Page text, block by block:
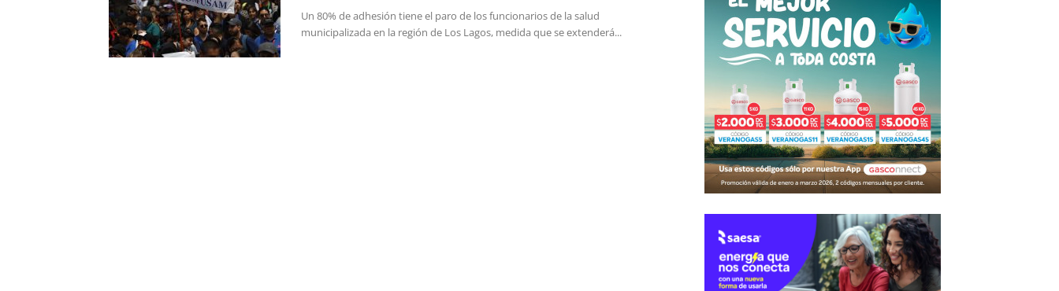
Un 80% de adhesión tiene el paro de los funcionarios de la salud
municipalizada en la región de Los Lagos, medida que se extenderá...